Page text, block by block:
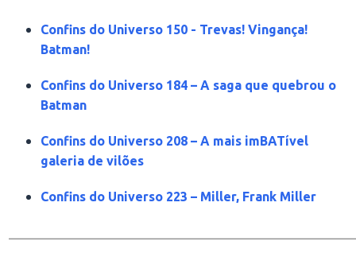
Confins do Universo 150 - Trevas! Vingança!
Batman!
Confins do Universo 184 – A saga que quebrou o
Batman
Confins do Universo 208 – A mais imBATível
galeria de vilões
Confins do Universo 223 – Miller, Frank Miller